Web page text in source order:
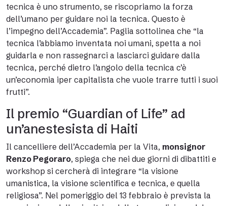
tecnica è uno strumento, se riscopriamo la forza
dell’umano per guidare noi la tecnica. Questo è
l’impegno dell’Accademia”. Paglia sottolinea che “la
tecnica l’abbiamo inventata noi umani, spetta a noi
guidarla e non rassegnarci a lasciarci guidare dalla
tecnica, perché dietro l’angolo della tecnica c’è
un’economia iper capitalista che vuole trarre tutti i suoi
frutti”.
Il premio “Guardian of Life” ad
un’anestesista di Haiti
Il cancelliere dell’Accademia per la Vita, monsignor
Renzo Pegoraro, spiega che nei due giorni di dibattiti e
workshop si cercherà di integrare “la visione
umanistica, la visione scientifica e tecnica, e quella
religiosa”. Nel pomeriggio del 13 febbraio è prevista la